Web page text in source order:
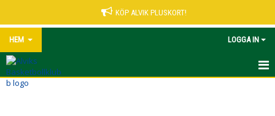
KÖP ALVIK PLUSKORT!
HEM LOGGA IN
START